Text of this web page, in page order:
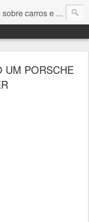
carros e motores
UM PORSCHE